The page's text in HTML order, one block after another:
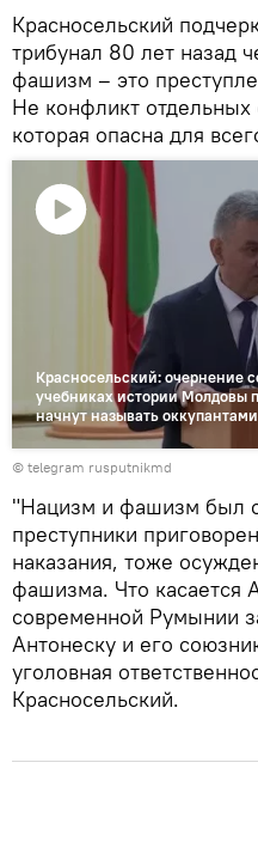
Красносельский
трибунал 80 лет назад
фашизм – это
Не конфликт отдельных
которая опасна для
Воспроизвести
Красносельский: очернение
учебниках истории Молдовы
начнут называть
© telegram rusputnikmd
"Нацизм и фашизм был
преступники
наказания, тоже
фашизма. Что касается
современной Румынии
Антонеску и его
уголовная
Красносельский.